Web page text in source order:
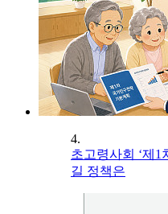
4.
초고령사회 ‘제1
길 정책은